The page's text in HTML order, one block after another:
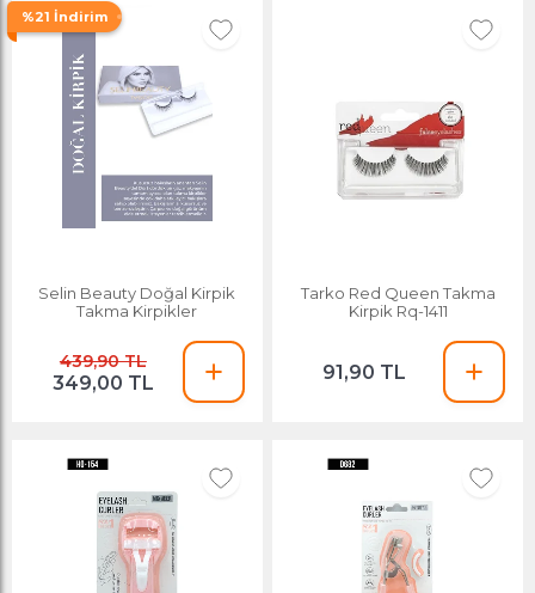
%21 İndirim
Selin Beauty Doğal Kirpik
Takma Kirpikler
439,90 TL
349,00 TL
Tarko Red Queen Takma
Kirpik Rq-1411
91,90 TL